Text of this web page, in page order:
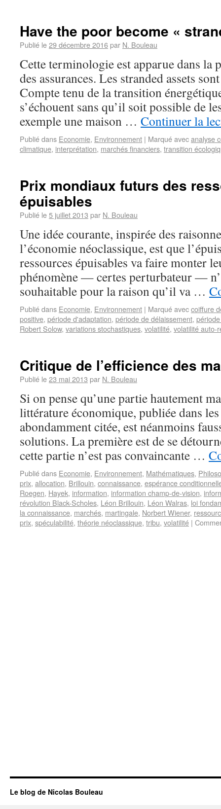
Have the poor become «
Publié le29 décembre 2016par N. Bouleau
Cette terminologie est apparue dans la
des assurances. Les stranded assets
Compte tenu de la transition
s’échouent sans qu’il soit possible de
exemple une maison … Continuer la
Publié dans Economie, Environnement | Marqué avecanalyse
climatique, interprétation, marchés financiers, transition
Prix mondiaux futurs des
épuisables
Publié le5 juillet 2013 par N. Bouleau
Une idée courante, inspirée des
l’économie néoclassique, est que
ressources épuisables va faire monter
phénomène — certes perturbateur —
souhaitable pour la raison qu’il va …
Publié dans Economie, Environnement | Marqué aveccoiffure
positive, période d'adaptation, période de délaissement,
Robert Solow, variations stochastiques, volatilité, volatilité auto-
Critique de l’efficience des
Publié le23 mai 2013 par N. Bouleau
Si on pense qu’une partie hautement
littérature économique, publiée dans
abondamment citée, est néanmoins
solutions. La première est de se
cette partie n’est pas convaincante …
Publié dans Economie, Environnement, Mathématiques,
prix, allocation, Brillouin, connaissance, espérance
Roegen, Hayek, information, information champ-de-vision,
révolution Black-Scholes, Léon Brillouin, Léon Walras, loi
la connaissance, marchés, martingale, Norbert Wiener,
prix, spéculabilité, théorie néoclassique, tribu, volatilité |
Le blog de Nicolas Bouleau